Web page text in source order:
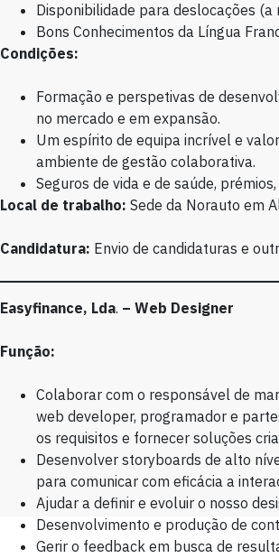
Disponibilidade para deslocações
Bons Conhecimentos da Língua
Condições:
Formação e perspetivas de
no mercado e em expansão.
Um espírito de equipa incrível e
ambiente de gestão colaborativa.
Seguros de vida e de saúde,
Local de trabalho: Sede da Norauto em
Candidatura: Envio de candidaturas e
Easyfinance, Lda. – Web Designer
Função:
Colaborar com o responsável de
web developer, programador e
os requisitos e fornecer soluções
Desenvolver storyboards de alto
para comunicar com eficácia a
Ajudar a definir e evoluir o nosso
Desenvolvimento e produção de
Gerir o feedback em busca de